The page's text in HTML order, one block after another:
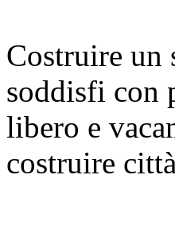
Costruire
soddisfi con
libero e
costruire